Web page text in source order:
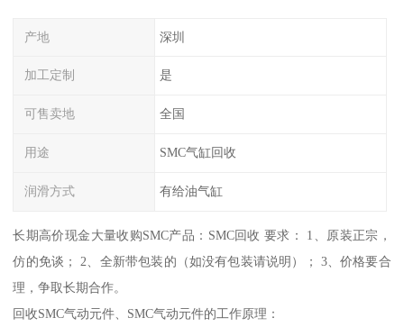
产地 深圳
加工定制 是
可售卖地 全国
用途 SMC气缸回收
润滑方式 有给油气缸
长期高价现金大量收购SMC产品：SMC回收 要求： 1、原装正宗，
仿的免谈； 2、全新带包装的（如没有包装请说明）； 3、价格要合
理，争取长期合作。
回收SMC气动元件、SMC气动元件的工作原理：